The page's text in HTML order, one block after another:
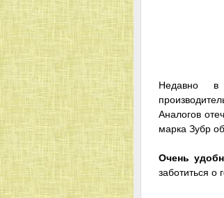
Недавно
Аналогов
марка Зубр
Очень
заботиться о